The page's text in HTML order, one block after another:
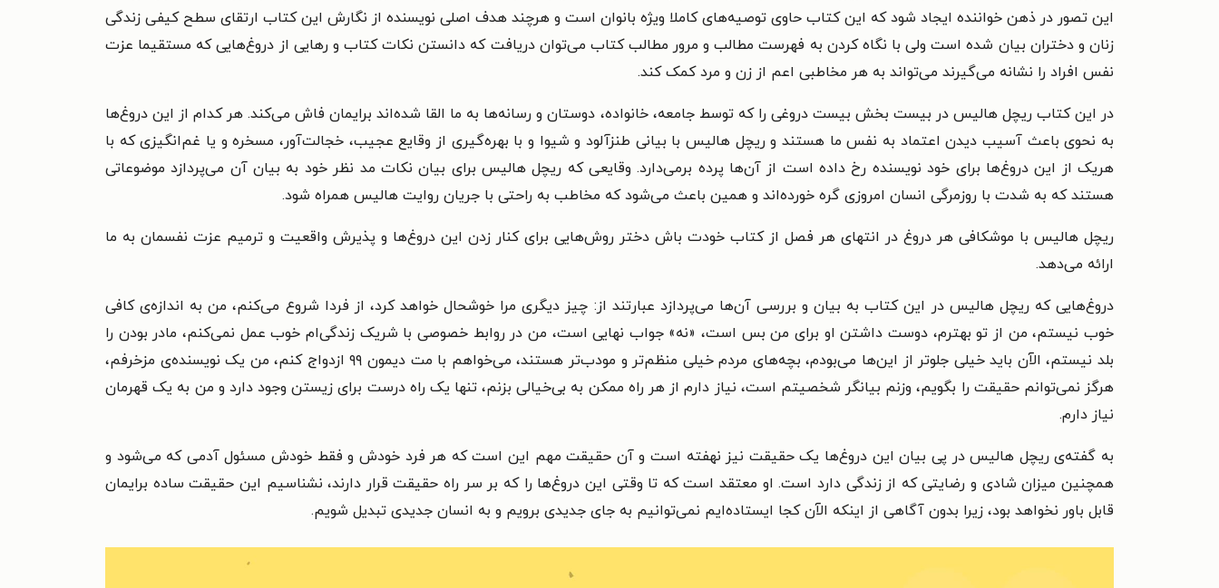
این تصور در ذهن خواننده ایجاد شود که این کتاب حاوی توصیه‌های کاملا ویژه بانوان است و هرچند هدف اصلی نویسنده از نگارش این کتاب ارتقای سطح کیفی زندگی
زنان و دختران بیان شده است ولی با نگاه کردن به فهرست مطالب و مرور مطالب کتاب می‌توان دریافت که دانستن نکات کتاب و رهایی از دروغ‌هایی که مستقیما عزت
نفس افراد را نشانه‌ می‌گیرند می‌تواند به هر مخاطبی اعم از زن و مرد کمک کند.
در این کتاب ریچل هالیس در بیست بخش بیست دروغی را که توسط جامعه،‌ خانواده، دوستان و رسانه‌ها به ما القا شده‌اند برایمان فاش می‌کند. هر کدام از این دروغ‌ها
به نحوی باعث آسیب دیدن اعتماد به نفس ما هستند و ریچل هالیس با بیانی طنزآلود و شیوا و با بهره‌گیری از وقایع عجیب، خجالت‌آور، مسخره و یا غم‌انگیزی که با
هریک از این دروغ‌ها برای خود نویسنده رخ داده است از آن‌ها پرده‌ برمی‌دارد. وقایعی که ریچل هالیس برای بیان نکات مد نظر خود به بیان آن می‌پردازد موضوعاتی
هستند که به شدت با روزمرگی انسان امروزی گره خورده‌اند و همین باعث می‌شود که مخاطب به راحتی با جریان روایت هالیس همراه شود.
ریچل هالیس با موشکافی هر دروغ در انتهای هر فصل از کتاب خودت باش دختر روش‌هایی برای کنار زدن این دروغ‌ها و پذیرش واقعیت و ترمیم عزت نفسمان به ما
ارائه می‌دهد.
دروغ‌هایی که ریچل هالیس در این کتاب به بیان و بررسی آن‌ها می‌پردازد عبارتند از: چیز دیگری مرا خوشحال خواهد کرد، از فردا شروع می‌کنم، من به اندازه‌ی کافی
خوب نیستم، من از تو بهترم، دوست داشتن او برای من بس است، «نه» جواب نهایی است، من در روابط خصوصی با شریک زندگی‌ام خوب عمل نمی‌کنم، مادر بودن را
بلد نیستم، الآن باید خیلی جلوتر از این‌ها می‌بودم، بچه‌های مردم خیلی منظم‌تر و مودب‌تر هستند، می‌خواهم با مت دیمون ۹۹ ازدواج کنم، من یک نویسنده‌ی مزخرفم،
هرگز نمی‌توانم حقیقت را بگویم، وزنم بیانگر شخصیتم است، نیاز دارم از هر راه ممکن به بی‌خیالی بزنم، تنها یک راه درست برای زیستن وجود دارد و من به یک قهرمان
نیاز دارم.
به گفته‌ی ریچل هالیس در پی بیان این دروغ‌ها یک حقیقت نیز نهفته‌ است و آن حقیقت مهم این است که هر فرد خودش و فقط خودش مسئول آدمی که می‌شود و
همچنین میزان شادی و رضایتی که از زندگی دارد است. او معتقد است که تا وقتی این دروغ‌ها را که بر سر راه حقیقت قرار دارند، نشناسیم این حقیقت ساده برایمان
قابل باور نخواهد بود، زیرا بدون آگاهی از اینکه الآن کجا ایستاده‌ایم نمی‌توانیم به جای جدیدی برویم و به انسان جدیدی تبدیل شویم.